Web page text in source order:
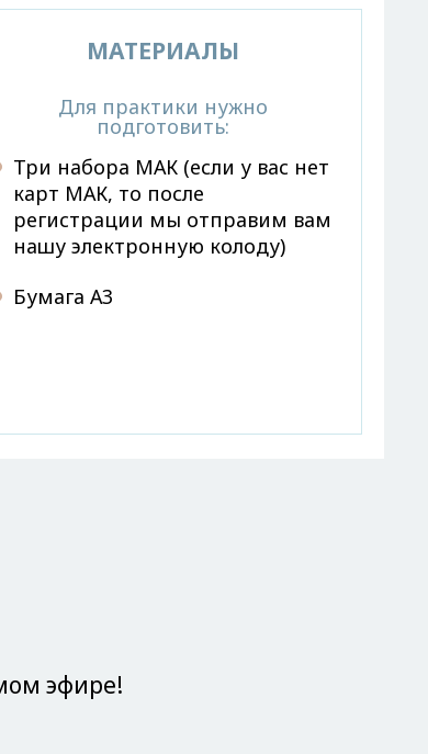
МАТЕРИАЛЫ
Для практики нужно
подготовить:
Три набора МАК (если у вас нет
карт МАК, то после
регистрации мы отправим вам
нашу электронную колоду)
Бумага А3
эфире!